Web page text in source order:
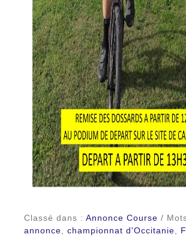
Classé dans : Annonce Course /
annonce
championnat d'Occitanie